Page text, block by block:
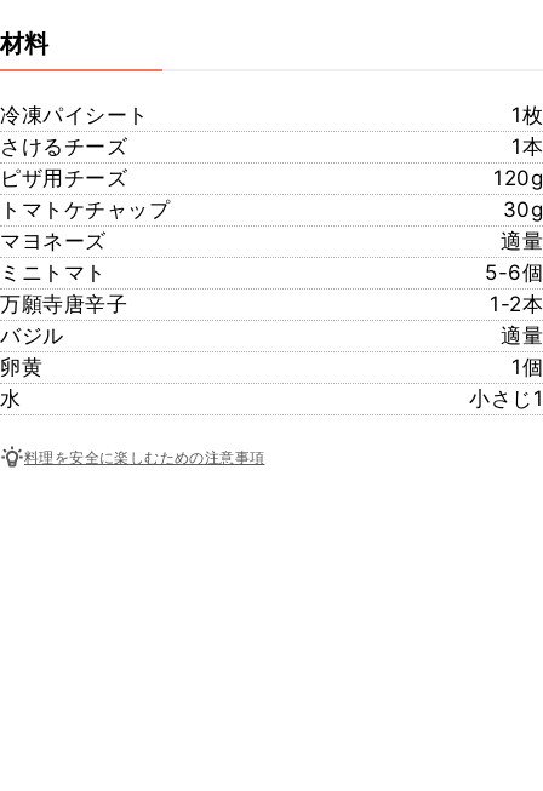
材料
冷凍パイシート
1枚
さけるチーズ
1本
ピザ用チーズ
120g
トマトケチャップ
30g
マヨネーズ
適量
ミニトマト
5-6個
万願寺唐辛子
1-2本
バジル
適量
卵黄
1個
水
小さじ1
料理を安全に楽しむための注意事項